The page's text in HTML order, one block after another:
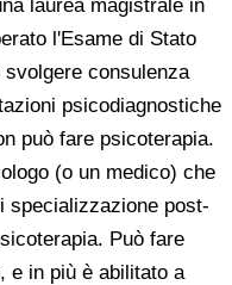
laurea magistrale in
l'Esame di Stato
consulenza
psicodiagnostiche
può fare psicoterapia.
(o un medico) che
specializzazione post-
Può fare
e in più è abilitato a